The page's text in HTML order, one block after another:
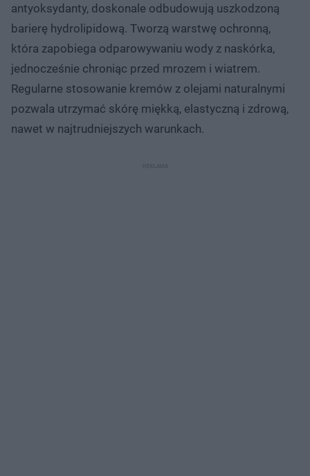
antyoksydanty, doskonale odbudowują uszkodzoną
barierę hydrolipidową. Tworzą warstwę ochronną,
która zapobiega odparowywaniu wody z naskórka,
jednocześnie chroniąc przed mrozem i wiatrem.
Regularne stosowanie kremów z olejami naturalnymi
pozwala utrzymać skórę miękką, elastyczną i zdrową,
nawet w najtrudniejszych warunkach.